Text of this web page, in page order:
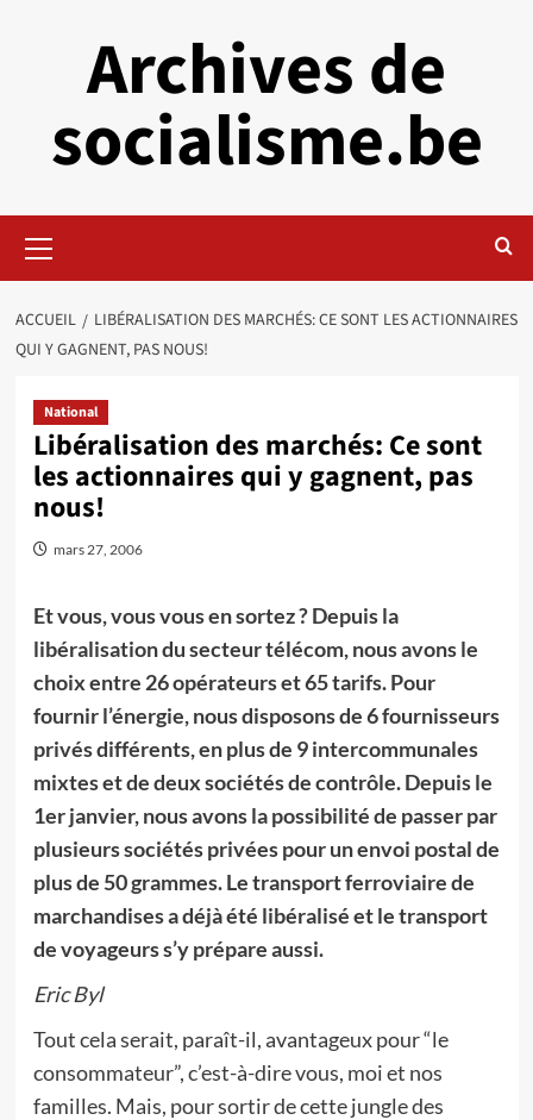
Archives de
socialisme.be
principal
ACCUEIL
LIBÉRALISATION DES MARCHÉS: CE SONT LES ACTIONNAIRES
QUI Y GAGNENT, PAS NOUS!
National
Libéralisation des marchés: Ce sont
les actionnaires qui y gagnent, pas
nous!
mars 27, 2006
Et vous, vous vous en sortez ? Depuis la
libéralisation du secteur télécom, nous avons le
choix entre 26 opérateurs et 65 tarifs. Pour
fournir l’énergie, nous disposons de 6 fournisseurs
privés différents, en plus de 9 intercommunales
mixtes et de deux sociétés de contrôle. Depuis le
1er janvier, nous avons la possibilité de passer par
plusieurs sociétés privées pour un envoi postal de
plus de 50 grammes. Le transport ferroviaire de
marchandises a déjà été libéralisé et le transport
de voyageurs s’y prépare aussi.
Eric Byl
Tout cela serait, paraît-il, avantageux pour “le
consommateur”, c’est-à-dire vous, moi et nos
familles. Mais, pour sortir de cette jungle des